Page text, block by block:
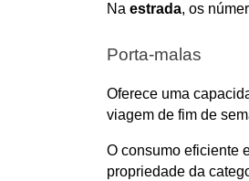
Na estrada, os
Porta-malas
Oferece uma
viagem de fim de
O consumo eficiente
propriedade da